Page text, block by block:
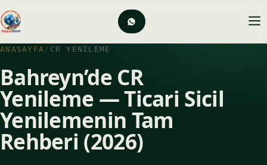
ANASAYFA / CR YENILEME
Bahreyn’de CR
Yenileme — Ticari Sicil
Yenilemenin Tam
Rehberi (2026)